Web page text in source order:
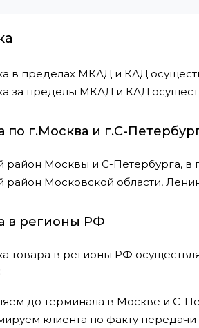
в пределах МКАД и КАД
за пределы МКАД и КАД
по г.Москва и г.С-
район Москвы и С-Петербурга,
район Московской области,
в регионы РФ
товара в регионы РФ
до терминала в Москве и С-
клиента по факту